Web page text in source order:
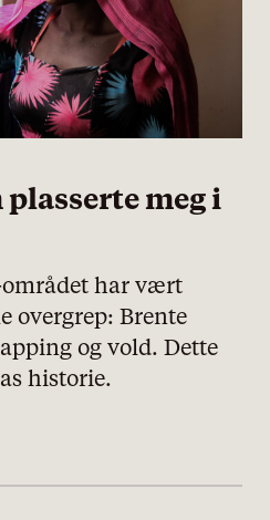
plasserte meg i
området har vært
overgrep: Brente
og vold. Dette
historie.